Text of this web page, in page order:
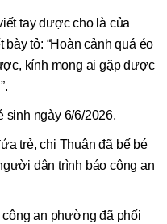
tay được cho là của
tỏ: “Hoàn cảnh quá éo
kính mong ai gặp được
sinh ngày 6/6/2026.
trẻ, chị Thuận đã bế bé
dân trình báo công an
công an phường đã phối